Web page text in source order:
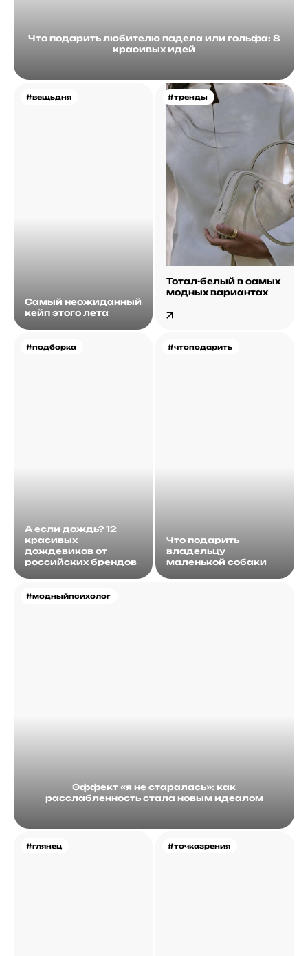
Что подарить любителю падела или гольфа: 8
красивых идей
#вещьдня
Самый неожиданный
кейп этого лета
#тренды
Тотал-белый в самых
модных вариантах
#подборка
А если дождь? 12
красивых
дождевиков от
российских брендов
#модныйпсихолог
Эффект «я не старалась»: как
расслабленность стала новым идеалом
#чтоподарить
Что подарить
владельцу
маленькой собаки
#глянец #точказрения